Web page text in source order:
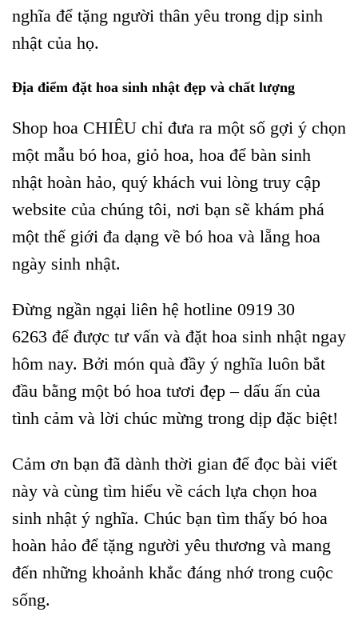
nghĩa để tặng người thân yêu trong dịp sinh
nhật của họ.
Địa điểm đặt hoa sinh nhật đẹp và chất lượng
Shop hoa CHIÊU chỉ đưa ra một số gợi ý chọn
một mẫu bó hoa, giỏ hoa, hoa để bàn sinh
nhật hoàn hảo, quý khách vui lòng truy cập
website của chúng tôi, nơi bạn sẽ khám phá
một thế giới đa dạng về bó hoa và lẵng hoa
ngày sinh nhật.
Đừng ngần ngại liên hệ hotline 0919 30
6263 để được tư vấn và đặt hoa sinh nhật ngay
hôm nay. Bởi món quà đầy ý nghĩa luôn bắt
đầu bằng một bó hoa tươi đẹp – dấu ấn của
tình cảm và lời chúc mừng trong dịp đặc biệt!
Cảm ơn bạn đã dành thời gian để đọc bài viết
này và cùng tìm hiểu về cách lựa chọn hoa
sinh nhật ý nghĩa. Chúc bạn tìm thấy bó hoa
hoàn hảo để tặng người yêu thương và mang
đến những khoảnh khắc đáng nhớ trong cuộc
sống.